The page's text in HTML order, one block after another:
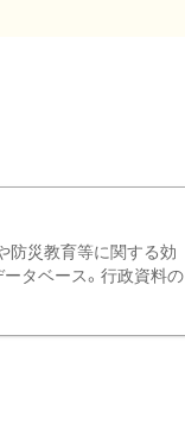
防災教育等に関する効
タベース。行政資料の